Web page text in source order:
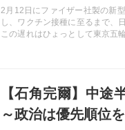
2月12日にファイザー社製の新
し、ワクチン接種に至るまで、
この遅れはひょっとして東京五
けたのではないか？ 対立する
【石角完爾】中途
～政治は優先順位